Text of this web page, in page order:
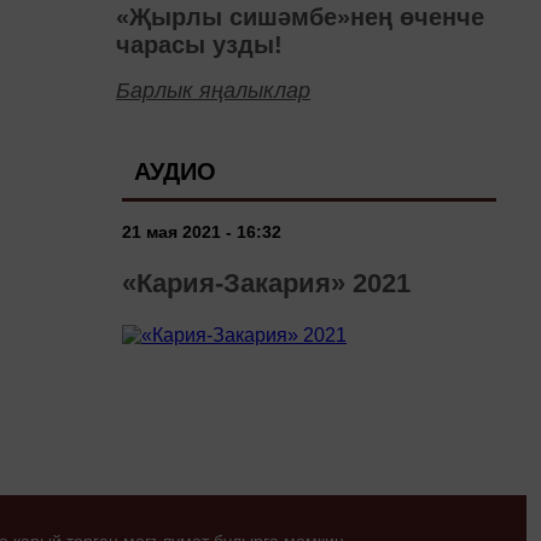
«Җырлы сишәмбе»нең өченче
чарасы узды!
Барлык яңалыклар
АУДИО
21 мая 2021 - 16:32
«Кария-Закария» 2021